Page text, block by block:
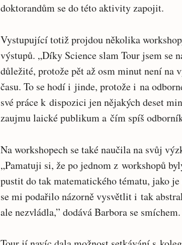
doktorandům se do této aktivity zapojit.
Vystupující totiž projdou několika
výstupů. „Díky Science slam Tour jsem se
důležité, protože pět až osm minut není na
času. To se hodí i jinde, protože i na
své práce k dispozici jen nějakých deset
zaujmu laické publikum a čím spíš
Na workshopech se také naučila na svůj
„Pamatuji si, že po jednom z workshopů
pustit do tak matematického tématu, jako
se mi podařilo názorně vysvětlit i tak
ale nezvládla,” dodává Barbora se smíchem.